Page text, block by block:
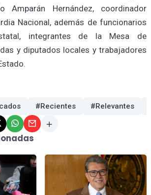
Amparán Hernández, coordinador
Nacional, además de funcionarios
integrantes de la Mesa de
y diputados locales y trabajadores
#Recientes #Relevantes